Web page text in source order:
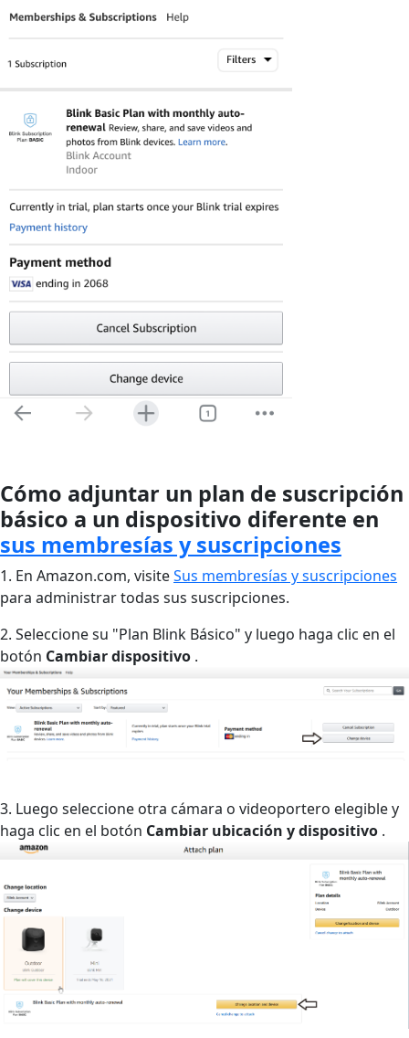
Cómo adjuntar un plan de suscripción
básico a un dispositivo diferente en
sus membresías y suscripciones
1. En Amazon.com, visiteSus membresías y suscripciones
para administrar todas sus suscripciones.
2. Seleccione su "Plan Blink Básico" y luego haga clic en el
botón Cambiar dispositivo .
3. Luego seleccione otra cámara o videoportero elegible y
haga clic en el botón Cambiar ubicación y dispositivo .